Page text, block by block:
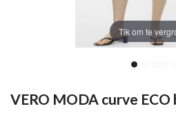
Tik om te
VERO MODA curve ECO